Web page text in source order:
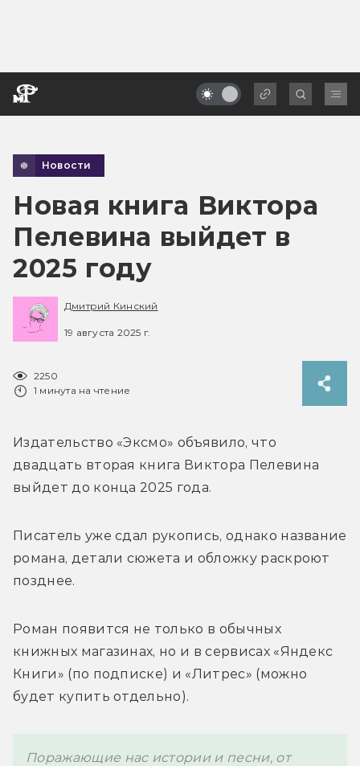
Новости
Новая книга Виктора
Пелевина выйдет в
2025 году
Дмитрий Кинский
19 августа 2025 г.
2250
1 минута на чтение
Издательство «Эксмо» объявило, что
двадцать вторая книга Виктора Пелевина
выйдет до конца 2025 года.
Писатель уже сдал рукопись, однако название
романа, детали сюжета и обложку раскроют
позднее.
Роман появится не только в обычных
книжных магазинах, но и в сервисах «Яндекс
Книги» (по подписке) и «Литрес» (можно
будет купить отдельно).
Поражающие нас истории и песни, от